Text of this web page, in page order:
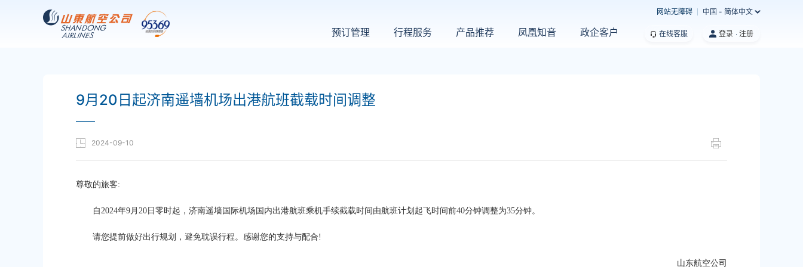
预订管理 行程服务 产品推荐 凤凰知音 政企客户
网站无障碍 中国 - 简体中文
在线客服 登录 注册
9月20日起济南遥墙机场出港航班截载时间调整
——
2024-09-10
尊敬的旅客:
自2024年9月20日零时起，济南遥墙国际机场国内出港航班乘机手续截载时间由航班计划起飞时间前40分钟调整为35分钟。
请您提前做好出行规划，避免耽误行程。感谢您的支持与配合!
山东航空公司